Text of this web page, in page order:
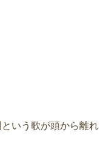
という歌が頭から離れ